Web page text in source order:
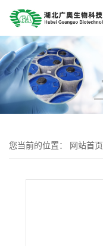
您当前的位置： 网站首页